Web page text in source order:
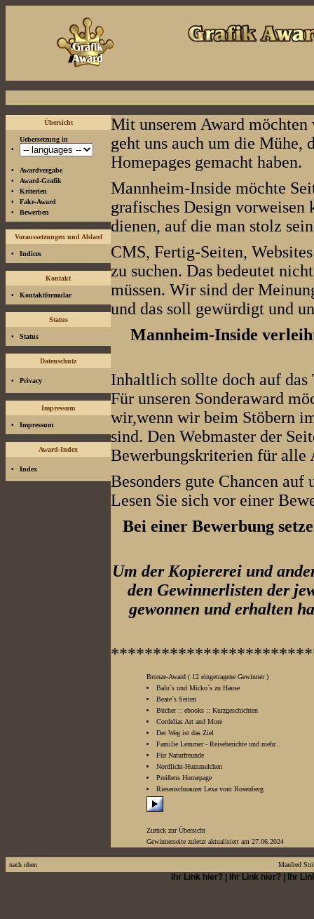
Übersicht
•
Uebersetzung in
•
Awardvergabe
•
Award-Grafik
•
Kriterien
•
Fake-Award
•
Bewerben
Voraussetzungen und Ablauf
• Indices
Kontakt
• Kontaktformular
Status
• Status
Datenschutz
• Privacy
Impressum
• Impressum
Award-Index
• Index
Mit unserem Award
geht uns auch um die Mühe,
Homepages gemacht haben.
Mannheim-Inside möchte
grafisches Design
dienen, auf die man stolz
CMS, Fertig-Seiten,
zu suchen. Das bedeutet
müssen. Wir sind der
und das soll gewürdigt und
Mannheim-Inside
Inhaltlich sollte doch auf das
Für unseren Sonderaward
wir,wenn wir beim Stöbern
sind. Den Webmaster der
Bewerbungskriterien für alle
Besonders gute Chancen
Lesen Sie sich vor einer
Bei einer Bewerbung
Um der Kopiererei und
den Gewinnerlisten der
gewonnen und erhalten
Bronze-Award ( 12 eingetragene Gewinner )
Balu´s und Micko´s zu Hause
Beate´s Seiten
Bücher :: ebooks :: Kurzgeschichten
Cordelias Art and More
Der Weg ist das Ziel
Familie Lemmer - Reiseberichte und mehr...
Für Naturfreunde
Nordlicht-Hummelchen
Preißens Homepage
Riesenschnauzer Lexa vom Rosenberg
Zurück zur Übersicht
Gewinnerseite zuletzt aktualisiert am 27.06.2024
nach oben Manfred
Ihr Link hier? Ihr Link hier? Ihr